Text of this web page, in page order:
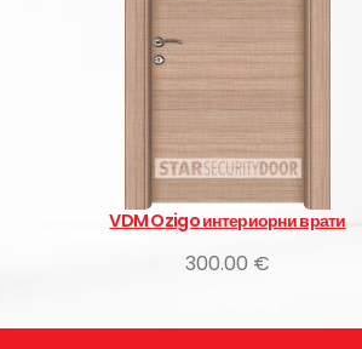
VDM Ozigo интериорни врати